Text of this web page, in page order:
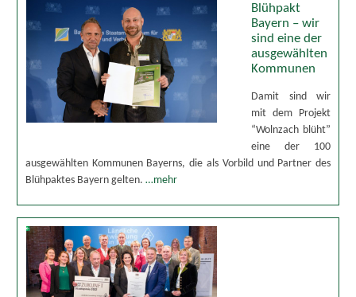
Blühpakt
Bayern – wir
sind eine der
ausgewählten
Kommunen
Damit sind wir
mit dem Projekt
“Wolnzach blüht”
eine der 100
ausgewählten Kommunen Bayerns, die als Vorbild und Partner des
Blühpaktes Bayern gelten. …mehr